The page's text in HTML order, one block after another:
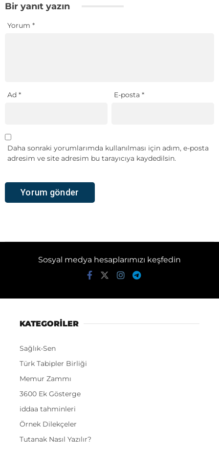
Bir yanıt yazın
Yorum *
Ad * E-posta*
Daha sonraki yorumlarımda kullanılması için adım, e-posta
adresim ve site adresim bu tarayıcıya kaydedilsin.
Sosyal medya hesaplarımızı keşfedin
KATEGORİLER
Sağlık-Sen
Türk Tabipler Birliği
Memur Zammı
3600 Ek Gösterge
iddaa tahminleri
Örnek Dilekçeler
Tutanak Nasıl Yazılır?